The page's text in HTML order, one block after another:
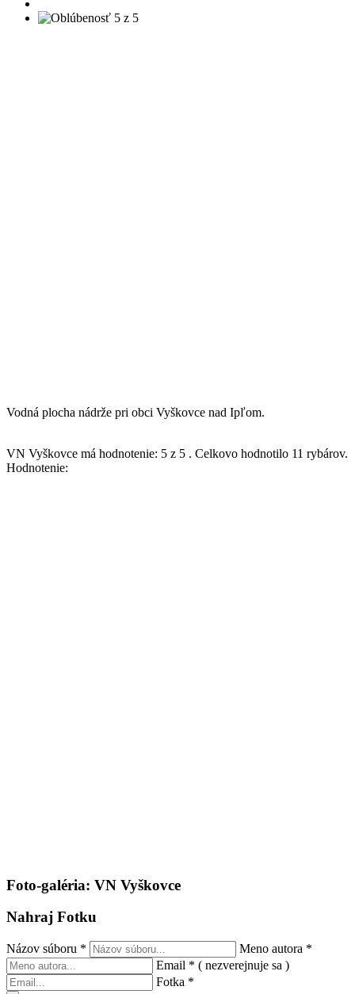
Vodná plocha nádrže pri obci Vyškovce nad Ipľom.
VN Vyškovce má hodnotenie: 5 z 5 . Celkovo hodnotilo 11 rybárov.
Hodnotenie:
Foto-galéria: VN Vyškovce
Nahraj Fotku
Názov súboru * Meno autora *
Email * ( nezverejnuje sa )
Fotka *